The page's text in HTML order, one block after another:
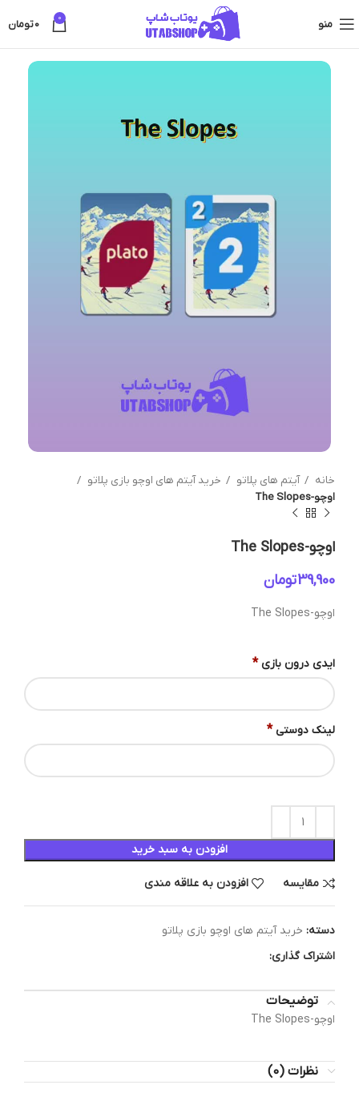
منو 0
0تومان
خانه آیتم های پلاتو
خرید آیتم های اوچو بازی پلاتو
اوچو-The Slopes
اوچو-The Slopes
تومان
اوچو-The Slopes
ایدی درون بازی *
لینک دوستی *
افزودن به سبد خرید
مقایسه افزودن به علاقه مندی
دسته: خرید آیتم های اوچو بازی پلاتو
اشتراک گذاری:
توضیحات
اوچو-The Slopes
نظرات (0)